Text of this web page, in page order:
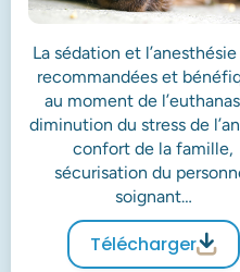
La sédation et
recommandées et
au moment de
diminution du stress de
confort de la famille,
sécurisation du
soignant…
Télécharger